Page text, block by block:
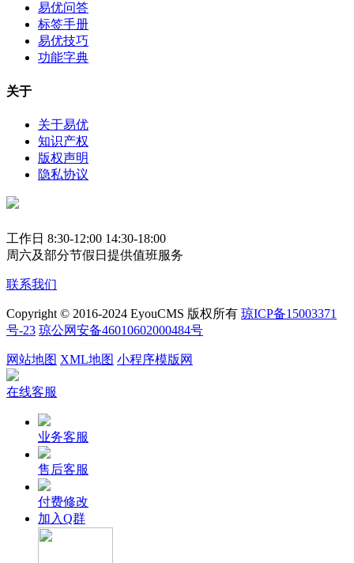
易优问答
标签手册
易优技巧
功能字典
关于
关于易优
知识产权
版权声明
隐私协议
工作日 8:30-12:00 14:30-18:00
周六及部分节假日提供值班服务
联系我们
Copyright © 2016-2024 EyouCMS 版权所有 琼ICP备15003371
号-23 琼公网安备46010602000484号
网站地图 XML地图 小程序模版网
在线客服
业务客服
售后客服
付费修改
加入Q群